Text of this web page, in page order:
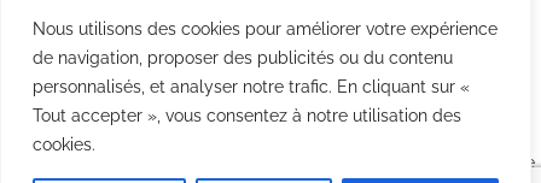
Nous utilisons des cookies pour améliorer votre expérience
de navigation, proposer des publicités ou du contenu
personnalisés, et analyser notre trafic. En cliquant sur «
Tout accepter », vous consentez à notre utilisation des
cookies.
Politique des cookies
CGV
Agence